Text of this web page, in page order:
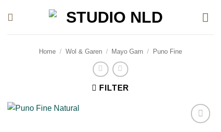
Home / Wol & Garen / Mayo Garn / Puno Fine
FILTER